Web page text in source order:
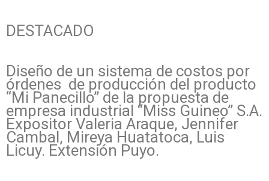
DESTACADO
Diseño de un sistema de costos por
órdenes de producción del producto
“Mi Panecillo” de la propuesta de
empresa industrial “Miss Guineo” S.A.
Expositor Valeria Araque, Jennifer
Cambal, Mireya Huatatoca, Luis
Licuy. Extensión Puyo.